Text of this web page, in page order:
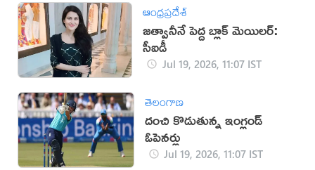
ఆంధ్రప్రదేశ్
జత్వానీనే పెద్ద బ్లాక్ మెయిలర్:
సీఐడీ
Jul 19, 2026, 11:07 IST
తెలంగాణ
దంచి కొడుతున్న ఇంగ్లండ్
ఓపెనర్లు
Jul 19, 2026, 11:07 IST